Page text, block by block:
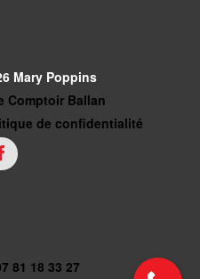
Mary Poppins
Comptoir Ballan
de confidentialité
81 18 33 27